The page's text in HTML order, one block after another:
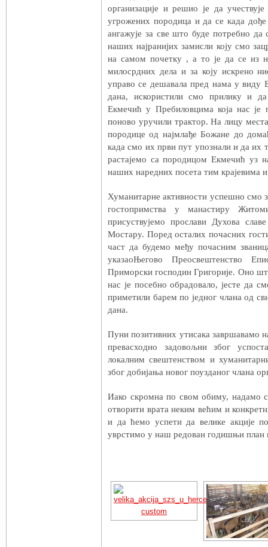
организације и решио је да
угрожених породица и да се када
ангажује за све што буде потребно
наших најранијих замисли коју смо
на самом почетку , а то је да се из
милосрдних дела и за коју искрено
управо се дешавала пред нама у виду
дана, искористили смо прилику и
Екмечић у Пребиловцима која нас
поново уручили трактор. На лицу
породице од најмлађе Божане до
када смо их први пут упознали и да их
растајемо са породицом Екмечић уз
наших наредних посета тим крајевима
Хуманитарне активности успешно смо
гостопримства у манастиру
присуствујемо прослави Духова
Мостару. Поред осталих почасних
част да будемо међу почасним
указаоЊегово Преосвештенство
Приморски господин Григорије. Оно
нас је посебно обрадовало, јесте да
приметили барем по једног члана од
дана.
Пуни позитивних утисака завршавамо
превасходно задовољни због
локалним свештенством и
због добијања новог поузданог члана
Иако скромна по свом обиму, надамо
отворити врата неким већим и
и да ћемо успети да велике акције
уврстимо у наш редован годишњи план